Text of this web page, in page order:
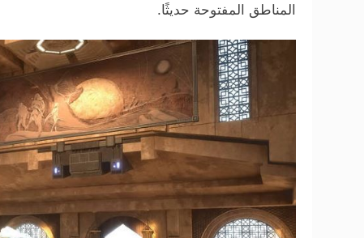
المناطق المفتوحة حديثًا.